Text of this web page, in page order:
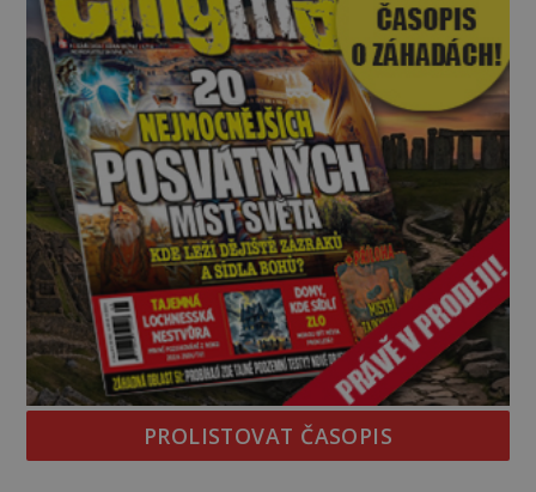
PROLISTOVAT ČASOPIS